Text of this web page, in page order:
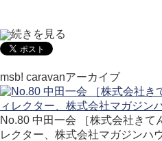
続きを見る
msb! caravanアーカイブ
No.80 中田一会 ［株式会社きて
レクター、株式会社マガジンハ